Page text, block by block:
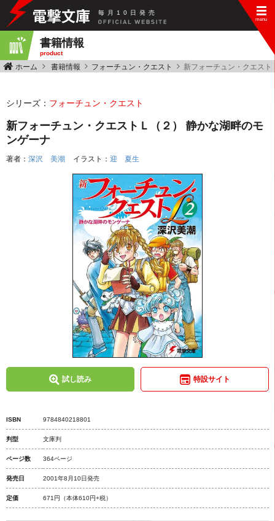
毎 月 10 日 発 売
書籍情報
product
ホーム 書籍情報 フォーチュン・クエスト 新フォーチュン・クエス
シリーズ： フォーチュン・クエスト
新フォーチュン・クエストＬ（２） 静かな湖畔のモ
ンゲーナ
著者： 深沢 美潮 イラスト： 迎 夏生
試し読み 特設サイト
ISBN 9784840218801
判型 文庫判
ページ数 364ページ
発売日 2001年8月10日発売
定価 671円 （本体610円+税）